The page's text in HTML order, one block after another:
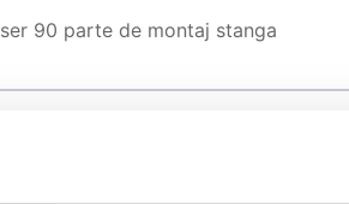
90 parte de montaj stanga